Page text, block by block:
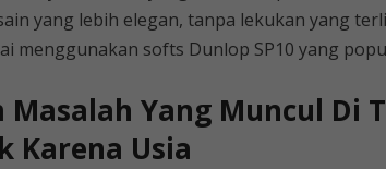
yang lebih elegan, tanpa lekukan yang
menggunakan softs Dunlop SP10 yang
Masalah Yang Muncul Di
Karena Usia